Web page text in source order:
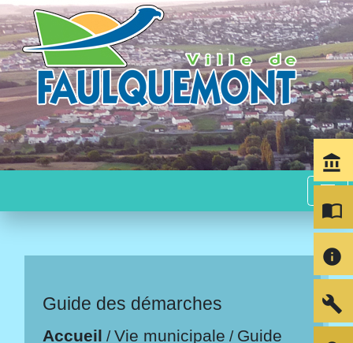
menu
Guide des démarches
Accueil /Vie municipale / Guide
account_balance
import_contacts
info
build